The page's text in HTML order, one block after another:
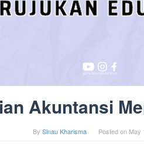
Akuntansi
By Sinau Kharisma Posted on May